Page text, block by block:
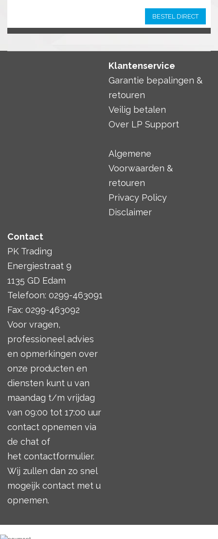
BESTEL DIRECT
Klantenservice
Garantie bepalingen &
retouren
Veilig betalen
Over LP Support
Algemene
Voorwaarden &
retouren
Privacy Policy
Disclaimer
Contact
PK Trading
Energiestraat 9
1135 GD Edam
Telefoon: 0299-463091
Fax: 0299-463092
Voor vragen,
professioneel advies
en opmerkingen over
onze producten en
diensten kunt u van
maandag t/m vrijdag
van 09:00 tot 17:00 uur
contact opnemen via
de chat of
het contactformulier.
Wij zullen dan zo snel
mogeijk contact met u
opnemen.